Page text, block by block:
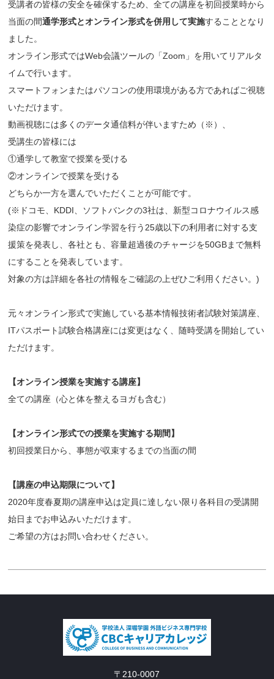
受講者の皆様の安全を確保するため、全ての講座を初回授業時から
当面の間通学形式とオンライン形式を併用して実施することとなり
ました。
オンライン形式ではWeb会議ツールの「Zoom」を用いてリアルタ
イムで行います。
スマートフォンまたはパソコンの使用環境がある方であればご視聴
いただけます。
動画視聴には多くのデータ通信料が伴いますため（※）、
受講生の皆様には
①通学して教室で授業を受ける
②オンラインで授業を受ける
どちらか一方を選んでいただくことが可能です。
(※ドコモ、KDDI、ソフトバンクの3社は、新型コロナウイルス感
染症の影響でオンライン学習を行う25歳以下の利用者に対する支
援策を発表し、各社とも、容量超過後のチャージを50GBまで無料
にすることを発表しています。
対象の方は詳細を各社の情報をご確認の上ぜひご利用ください。)
元々オンライン形式で実施している基本情報技術者試験対策講座、
ITパスポート試験合格講座には変更はなく、随時受講を開始してい
ただけます。
【オンライン授業を実施する講座】
全ての講座（心と体を整えるヨガも含む）
【オンライン形式での授業を実施する期間】
初回授業日から、事態が収束するまでの当面の間
【講座の申込期限について】
2020年度春夏期の講座申込は定員に達しない限り各科目の受講開
始日までお申込みいただけます。
ご希望の方はお問い合わせください。
〒210-0007